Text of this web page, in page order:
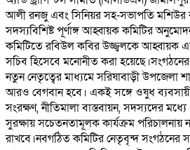
আলী রনজু এবং সিনিয়র সহ-সভাপতি মশিউর
সদস্যবিশিষ্ট পূর্ণাঙ্গ আহ্বায়ক কমিটির
কমিটিতে রবিউল কবির উজ্জ্বলকে আহ্বায়ক
সচিব হিসেবে মনোনীত করা
নতুন নেতৃত্বের মাধ্যমে সরিষাবাড়ী উপজেলা
আরও বেগবান হবে। একই সঙ্গে ওষুধ
সংরক্ষণ, নীতিমালা বাস্তবায়ন, সদস্যদের
সুরক্ষায় সচেতনতামূলক কার্যক্রম পরিচালনায়
রাখবে।নবগঠিত কমিটির নেতৃবৃন্দ